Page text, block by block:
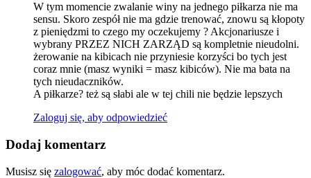
W tym momencie zwalanie winy na jednego piłkarza nie ma
sensu. Skoro zespół nie ma gdzie trenować, znowu są kłopoty
z pieniędzmi to czego my oczekujemy ? Akcjonariusze i
wybrany PRZEZ NICH ZARZĄD są kompletnie nieudolni.
żerowanie na kibicach nie przyniesie korzyści bo tych jest
coraz mnie (masz wyniki = masz kibiców). Nie ma bata na
tych nieudaczników.
A piłkarze? też są słabi ale w tej chili nie będzie lepszych
Zaloguj się, aby odpowiedzieć
Dodaj komentarz
Musisz się zalogować, aby móc dodać komentarz.